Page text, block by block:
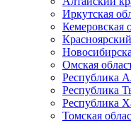
Иркутская
Кемеровская
Омская
Республика
Республика
Республика
Томская